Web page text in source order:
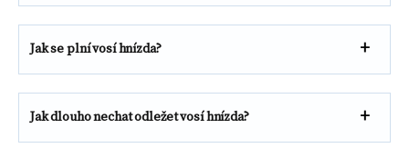
Jak se plní vosí hnízda?
Jak dlouho nechat odležet vosí hnízda?